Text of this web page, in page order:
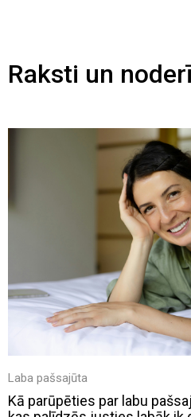
Raksti un
Laba pašsajūta
Kā parūpēties par labu